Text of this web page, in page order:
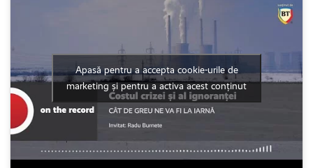
Apasă pentru a accepta cookie-urile de
marketing și pentru a activa acest conținut